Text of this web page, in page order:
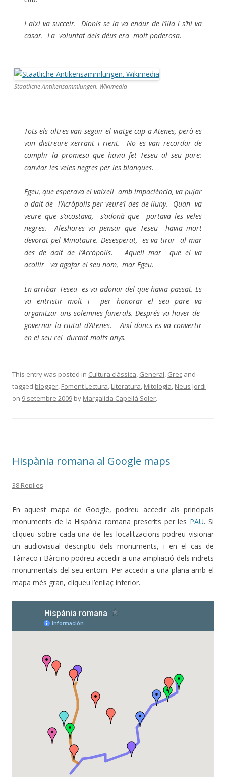
I així va succeir. Dionís se la va endur de l’illa i s’hi va
casar. La voluntat dels déus era molt poderosa.
Staatliche Antikensammlungen. Wikimedia
Tots els altres van seguir el viatge cap a Atenes, però es
van distreure xerrant i rient. No es van recordar de
complir la promesa que havia fet Teseu al seu pare:
canviar les veles negres per les blanques.
Egeu, que esperava el vaixell amb impaciència, va pujar
a dalt de l’Acròpolis per veure’l des de lluny. Quan va
veure que s’acostava, s’adonà que portava les veles
negres. Aleshores va pensar que Teseu havia mort
devorat pel Minotaure. Desesperat, es va tirar al mar
des de dalt de l’Acròpolis. Aquell mar que el va
acollir va agafar el seu nom, mar Egeu.
En arribar Teseu es va adonar del que havia passat. Es
va entristir molt i per honorar el seu pare va
organitzar uns solemnes funerals.Després va haver de
governar la ciutat d’Atenes. Així doncs es va convertir
en el seu rei durant molts anys.
This entry was posted in Cultura clàssica, General, Grec and
tagged blogger, Foment Lectura, Literatura, Mitologia, Neus Jordi
on 9 setembre 2009 by Margalida Capellà Soler.
Hispània romana al Google maps
38 Replies
En aquest mapa de Google, podreu accedir als principals
monuments de la Hispània romana prescrits per les PAU. Si
cliqueu sobre cada una de les localitzacions podreu visionar
un audiovisual descriptiu dels monuments, i en el cas de
Tàrraco i Bàrcino podreu accedir a una ampliació dels indrets
monumentals del seu entorn. Per accedir a una plana amb el
mapa més gran, cliqueu l’enllaç inferior.